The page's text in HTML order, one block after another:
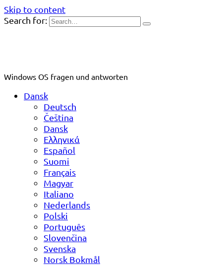
Skip to content
Search for:
Windows OS fragen und antworten
Dansk
Deutsch
Čeština
Dansk
Ελληνικά
Español
Suomi
Français
Magyar
Italiano
Nederlands
Polski
Português
Slovenčina
Svenska
Norsk Bokmål